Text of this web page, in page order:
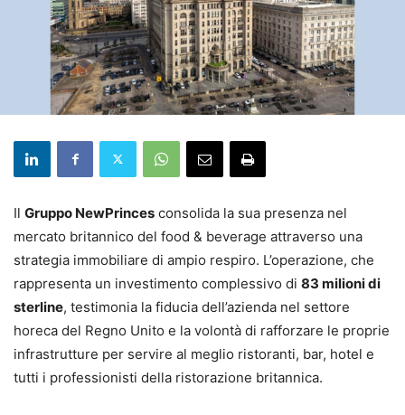
Il Gruppo NewPrinces consolida la sua presenza nel
mercato britannico del food & beverage attraverso una
strategia immobiliare di ampio respiro. L’operazione, che
rappresenta un investimento complessivo di 83 milioni di
sterline, testimonia la fiducia dell’azienda nel settore
horeca del Regno Unito e la volontà di rafforzare le proprie
infrastrutture per servire al meglio ristoranti, bar, hotel e
tutti i professionisti della ristorazione britannica.